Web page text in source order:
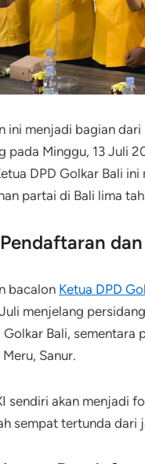
ini menjadi bagian
pada Minggu, 13 Juli
DPD Golkar Bali
partai di Bali lima
bacalon Ketua DPD
menjelang
Golkar Bali, sementara
Sanur.
sendiri akan menjadi
sempat tertunda dari